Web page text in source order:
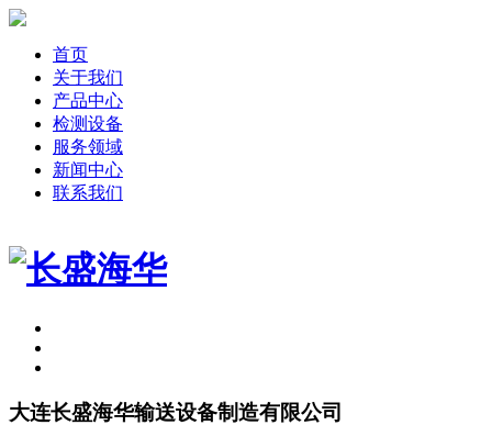
首页
关于我们
产品中心
检测设备
服务领域
新闻中心
联系我们
大连长盛海华输送设备制造有限公司